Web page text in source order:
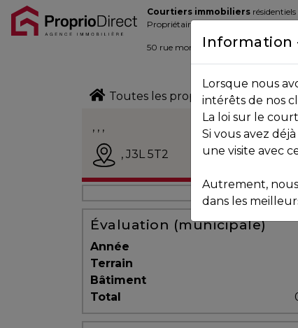
Blogue
COURTIERS
Courtiers immobiliers
Propriétaires de la place d’affaire
50 rue morin,Sainte-Adèle,
Toutes les propriétés
Vendu
, , ,
, J3L 5T2
Évaluation (municipale)
Année
Terrain
Bâtiment
Total
Information
Lorsque nous
intérêts de nos
La loi sur le
Si vous avez
une visite avec
Autrement,
dans les